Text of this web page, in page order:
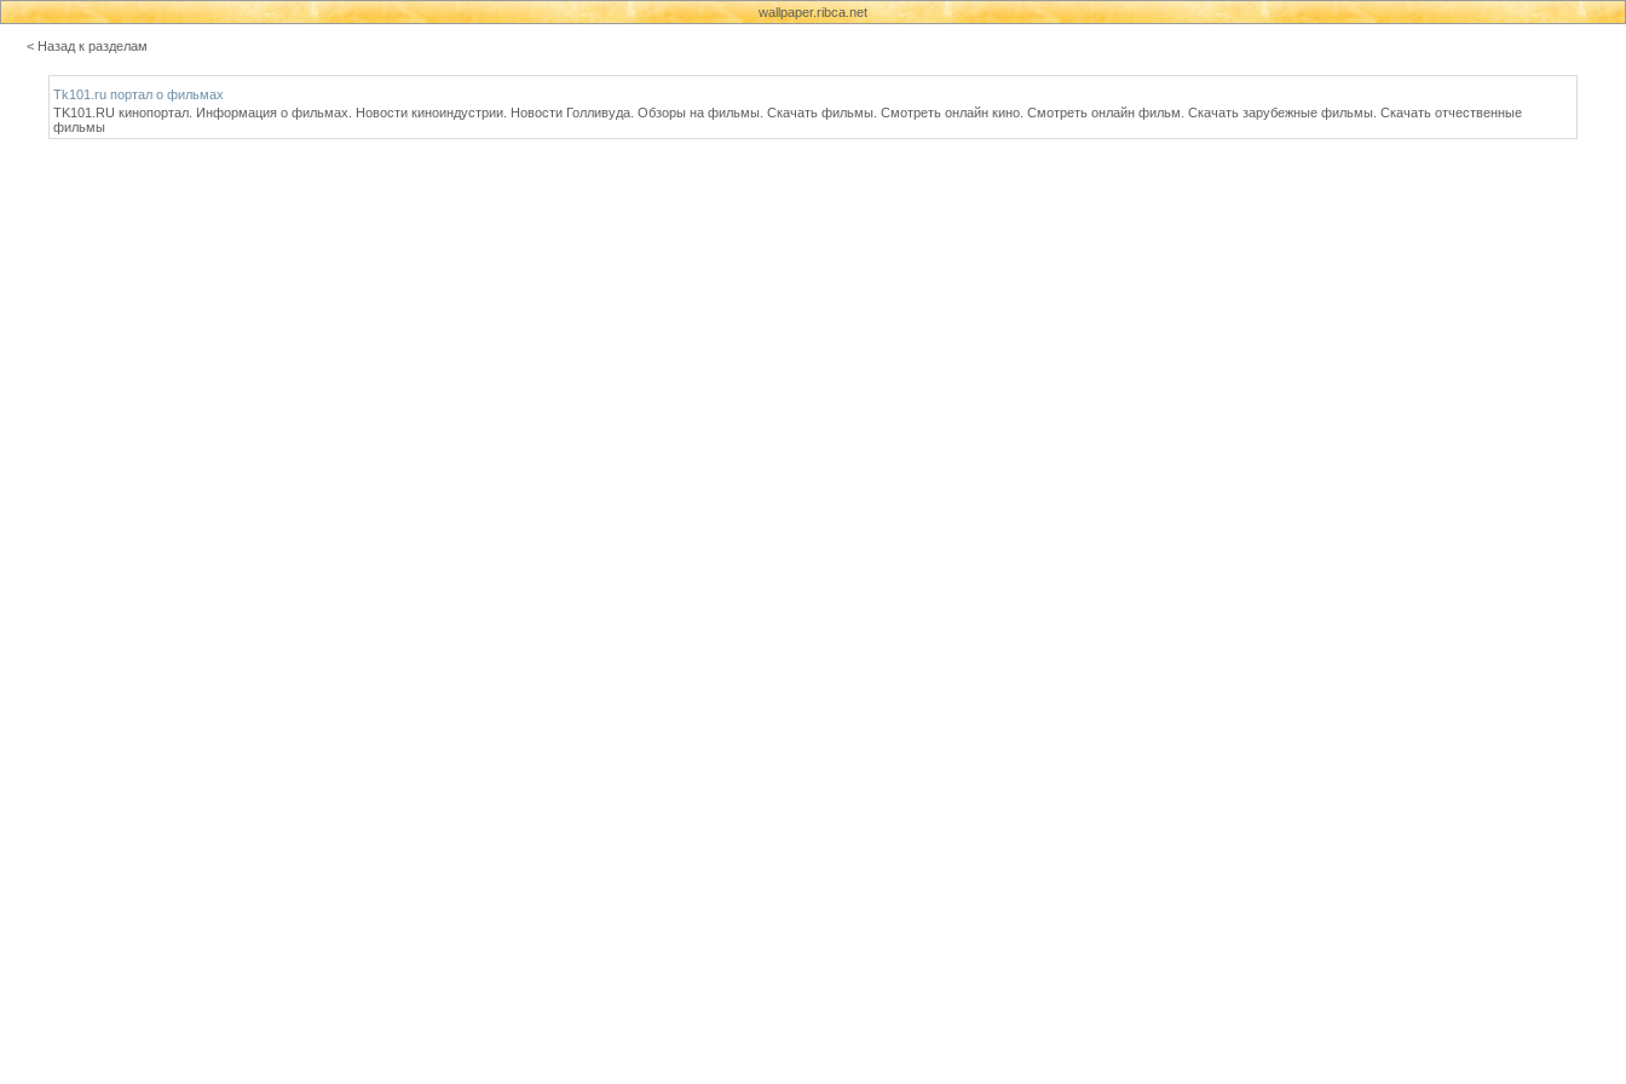
wallpaper.ribca.net
< Назад к разделам
Tk101.ru портал о фильмах
TK101.RU кинопортал. Информация о фильмах. Новости киноиндустрии. Новости Голливуда. Обзоры на фильмы. Скачать фильмы. Смотреть онлайн кино. Смотреть онлайн фильм. Скачать зарубежные фильмы. Скачать отчественные
фильмы